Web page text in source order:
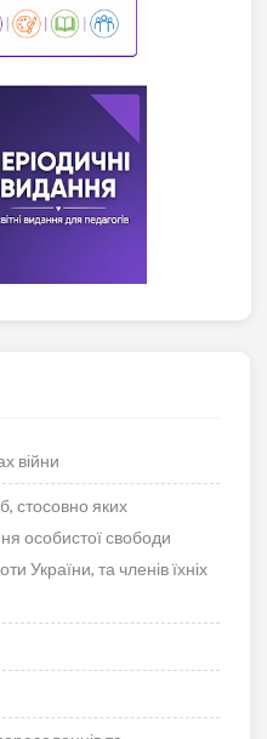
війни
стосовно яких
особистої свободи
України, та членів їхніх